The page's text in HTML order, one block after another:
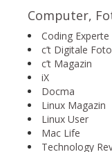
Computer,
Coding Experte
c’t Digitale
c’t Magazin
iX
Docma
Linux Magazin
Linux User
Mac Life
Technology